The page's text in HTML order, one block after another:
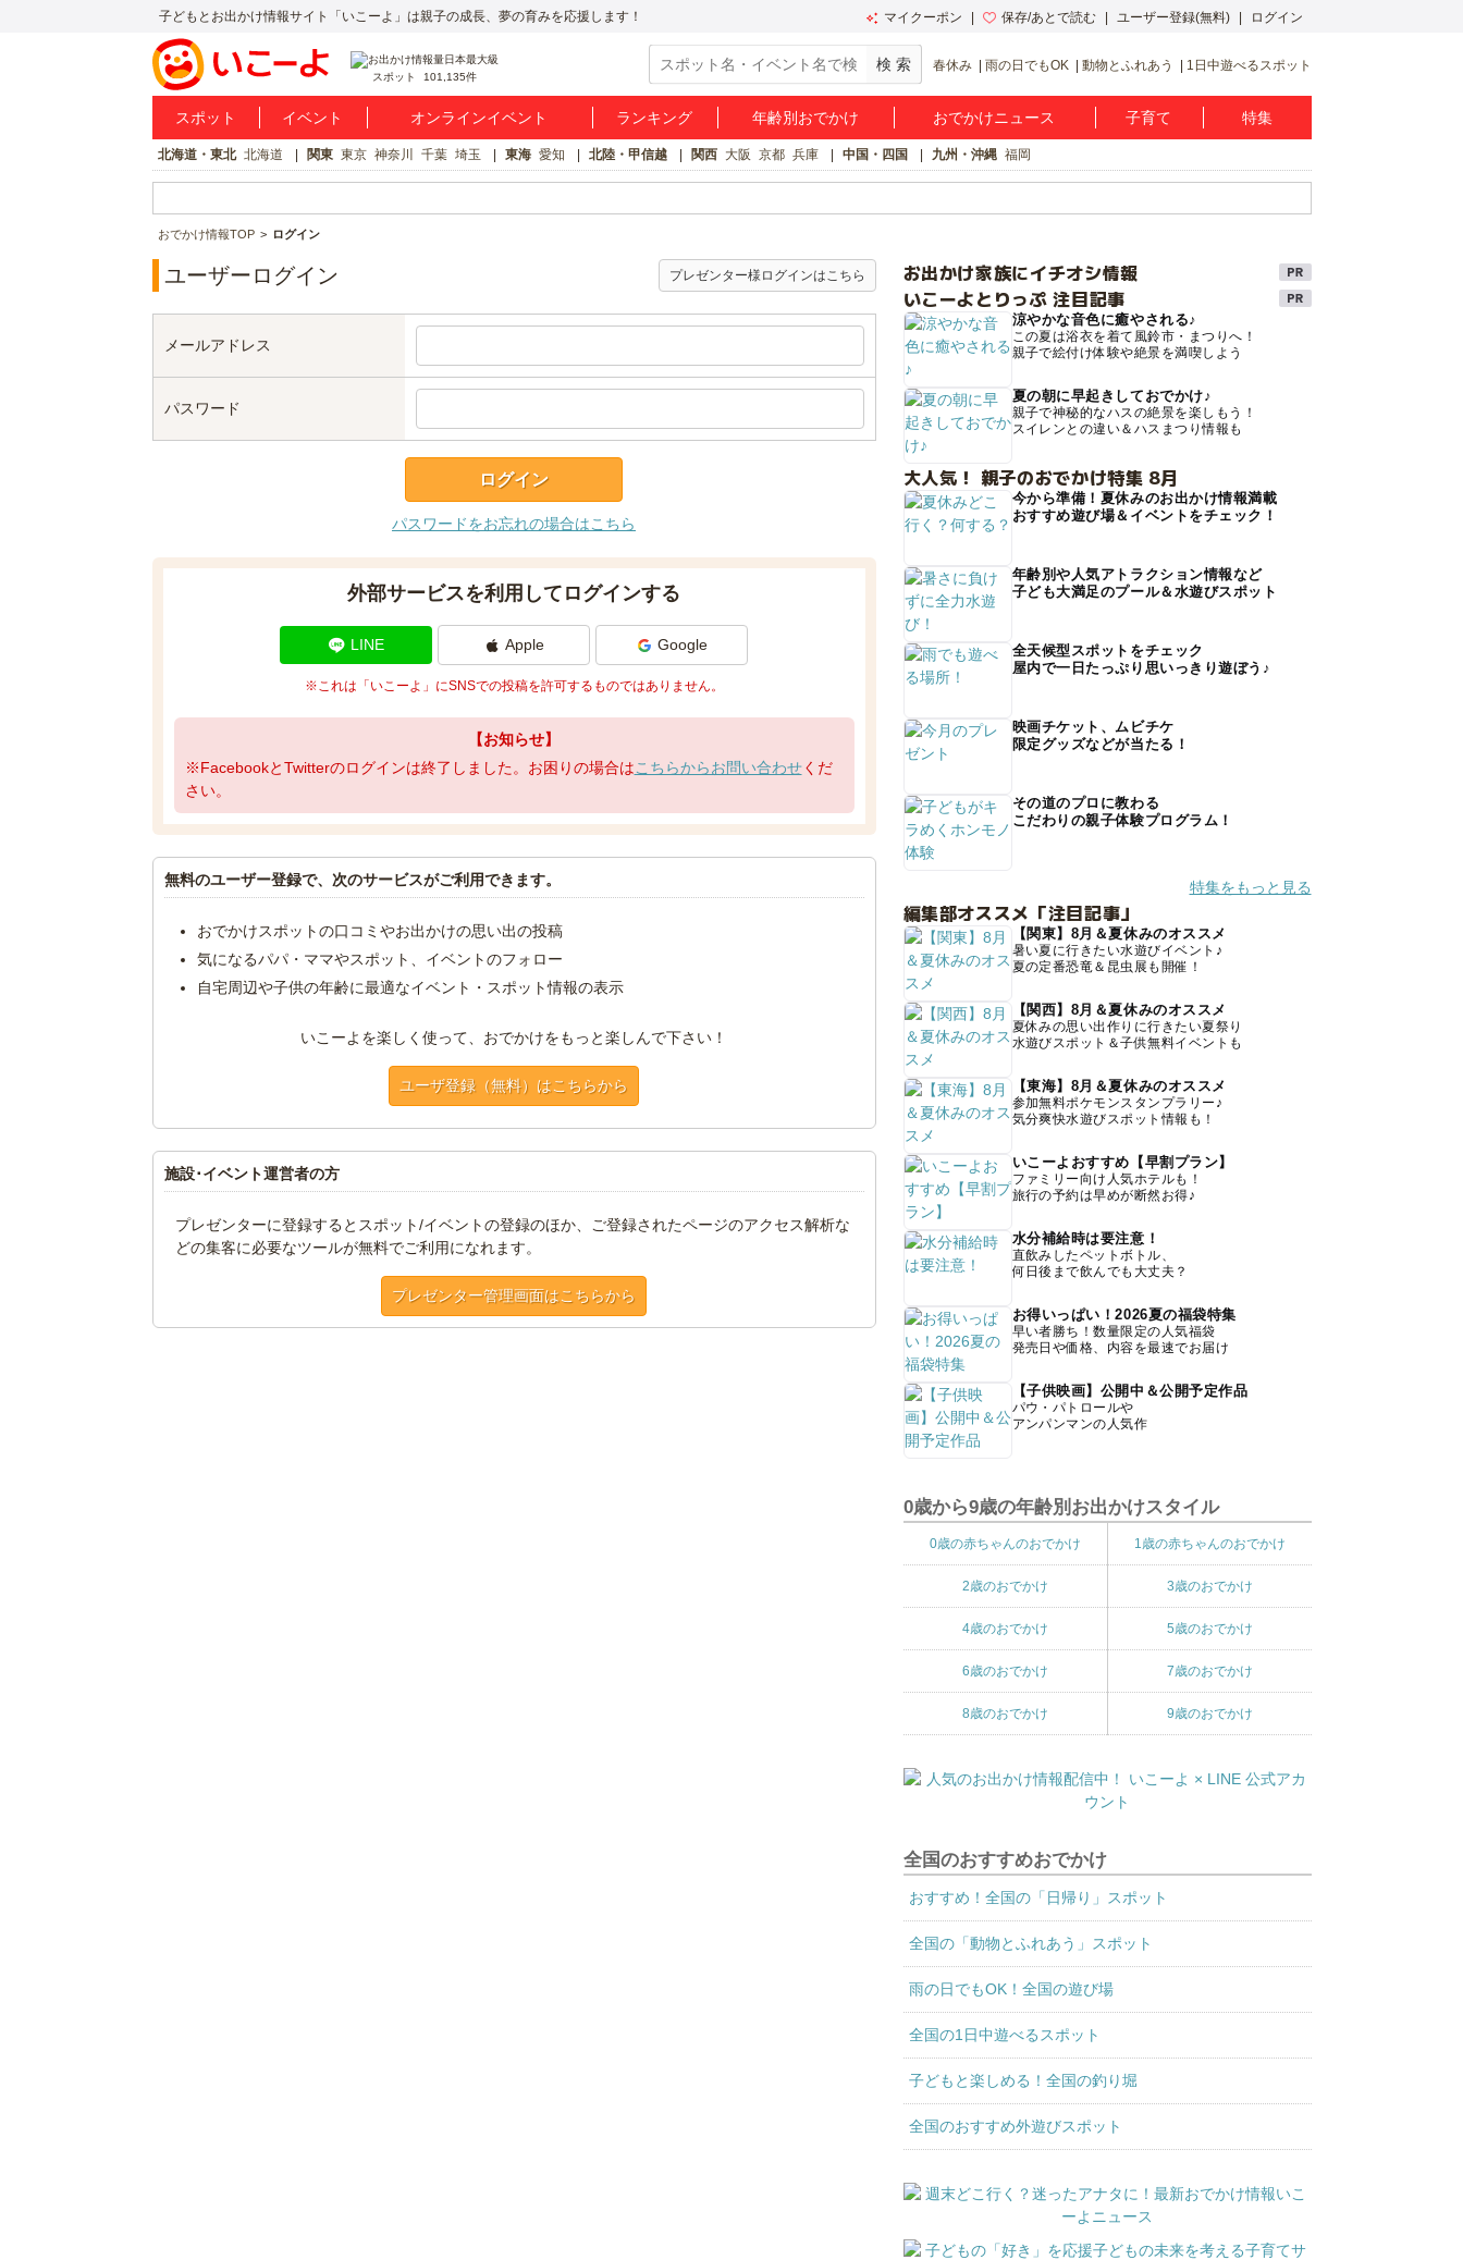
子どもとお出かけ情報サイト「いこーよ」は親子の成長、夢の育みを応援します！ マイクーポン 保存/あとで読む ユーザー登録(無料) ログイン
スポット 101,135件
春休み 雨の日でもOK 動物とふれあう 1日中遊べるスポット
スポット イベント オンラインイベント ランキング 年齢別おでかけ おでかけニュース 子育て 特集
北海道・東北 北海道 関東 東京 神奈川 千葉 埼玉 東海 愛知 北陸・甲信越 関西 大阪 京都 兵庫 中国・四国 九州・沖縄 福岡
おでかけ情報TOP ログイン
ユーザーログイン プレゼンター様ログインはこちら
メールアドレス
パスワード
パスワードをお忘れの場合はこちら
外部サービスを利用してログインする
LINE Apple Google
※これは「いこーよ」にSNSでの投稿を許可するものではありません。
【お知らせ】
※FacebookとTwitterのログインは終了しました。お困りの場合はこちらからお問い合わせくだ
さい。
無料のユーザー登録で、次のサービスがご利用できます。
おでかけスポットの口コミやお出かけの思い出の投稿
気になるパパ・ママやスポット、イベントのフォロー
自宅周辺や子供の年齢に最適なイベント・スポット情報の表示
いこーよを楽しく使って、おでかけをもっと楽しんで下さい！
ユーザ登録（無料）はこちらから
施設･イベント運営者の方
プレゼンターに登録するとスポット/イベントの登録のほか、ご登録されたページのアクセス解析な
どの集客に必要なツールが無料でご利用になれます。
プレゼンター管理画面はこちらから
お出かけ家族にイチオシ情報
いこーよとりっぷ 注目記事
涼やかな音色に癒やされる♪
この夏は浴衣を着て風鈴市・まつりへ！
親子で絵付け体験や絶景を満喫しよう
夏の朝に早起きしておでかけ♪
親子で神秘的なハスの絶景を楽しもう！
スイレンとの違い＆ハスまつり情報も
大人気！ 親子のおでかけ特集 8月
今から準備！夏休みのお出かけ情報満載
おすすめ遊び場＆イベントをチェック！
年齢別や人気アトラクション情報など
子ども大満足のプール＆水遊びスポット
全天候型スポットをチェック
屋内で一日たっぷり思いっきり遊ぼう♪
映画チケット、ムビチケ
限定グッズなどが当たる！
その道のプロに教わる
こだわりの親子体験プログラム！
特集をもっと見る
編集部オススメ「注目記事」
【関東】8月＆夏休みのオススメ
暑い夏に行きたい水遊びイベント♪
夏の定番恐竜＆昆虫展も開催！
【関西】8月＆夏休みのオススメ
夏休みの思い出作りに行きたい夏祭り
水遊びスポット＆子供無料イベントも
【東海】8月＆夏休みのオススメ
参加無料ポケモンスタンプラリー♪
気分爽快水遊びスポット情報も！
いこーよおすすめ【早割プラン】
ファミリー向け人気ホテルも！
旅行の予約は早めが断然お得♪
水分補給時は要注意！
直飲みしたペットボトル、
何日後まで飲んでも大丈夫？
お得いっぱい！2026夏の福袋特集
早い者勝ち！数量限定の人気福袋
発売日や価格、内容を最速でお届け
【子供映画】公開中＆公開予定作品
パウ・パトロールや
アンパンマンの人気作
0歳から9歳の年齢別お出かけスタイル
0歳の赤ちゃんのおでかけ 1歳の赤ちゃんのおでかけ
2歳のおでかけ 3歳のおでかけ
4歳のおでかけ 5歳のおでかけ
6歳のおでかけ 7歳のおでかけ
8歳のおでかけ 9歳のおでかけ
全国のおすすめおでかけ
おすすめ！全国の「日帰り」スポット
全国の「動物とふれあう」スポット
雨の日でもOK！全国の遊び場
全国の1日中遊べるスポット
子どもと楽しめる！全国の釣り堀
全国のおすすめ外遊びスポット